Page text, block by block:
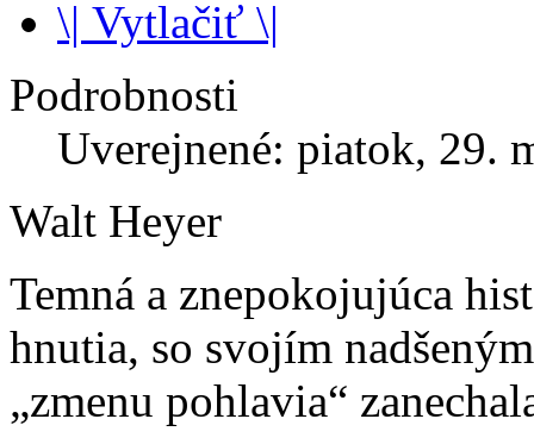
\| Vytlačiť \|
Podrobnosti
Uverejnené: piatok, 29.
Walt Heyer
Temná a znepokojujúca
hnutia, so svojím
„zmenu pohlavia“